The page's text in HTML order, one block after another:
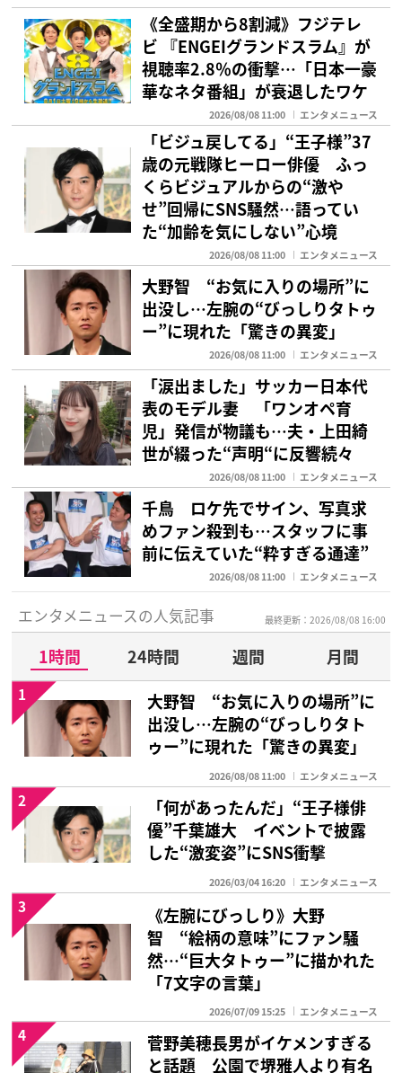
《全盛期から8割減》フジテレ
ビ 『ENGEIグランドスラム』が
視聴率2.8％の衝撃…「日本一豪
華なネタ番組」が衰退したワケ
2026/08/08 11:00 エンタメニュース
「ビジュ戻してる」“王子様”37
歳の元戦隊ヒーロー俳優 ふっ
くらビジュアルからの“激や
せ”回帰にSNS騒然…語ってい
た“加齢を気にしない”心境
2026/08/08 11:00 エンタメニュース
大野智 “お気に入りの場所”に
出没し…左腕の“びっしりタトゥ
ー”に現れた「驚きの異変」
2026/08/08 11:00 エンタメニュース
「涙出ました」サッカー日本代
表のモデル妻 「ワンオペ育
児」発信が物議も…夫・上田綺
世が綴った“声明“に反響続々
2026/08/08 11:00 エンタメニュース
千鳥 ロケ先でサイン、写真求
めファン殺到も…スタッフに事
前に伝えていた“粋すぎる通達”
2026/08/08 11:00 エンタメニュース
エンタメニュースの人気記事 最終更新：2026/08/08 16:00
1時間 24時間 週間
月間
大野智 “お気に入りの場所”に
出没し…左腕の“びっしりタト
ゥー”に現れた「驚きの異変」
2026/08/08 11:00 エンタメニュース
1
「何があったんだ」“王子様俳
優”千葉雄大 イベントで披露
した“激変姿”にSNS衝撃
2026/03/04 16:20 エンタメニュース
2
《左腕にびっしり》大野
智 “絵柄の意味”にファン騒
然…“巨大タトゥー”に描かれた
「7文字の言葉」
2026/07/09 15:25 エンタメニュース
3
菅野美穂長男がイケメンすぎる
と話題 公園で堺雅人より有名
4